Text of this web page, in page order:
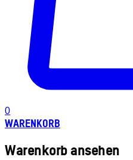
0
WARENKORB
Warenkorb ansehen